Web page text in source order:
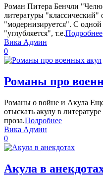
Роман Питера Бенчли
литературы "классический"
"модернизируется". С
"углубляется", т.е.Подробнее
Вика Админ
0
Романы про
Романы о войне и Акула
отыскать акулу в
проза.Подробнее
Вика Админ
0
Акула в